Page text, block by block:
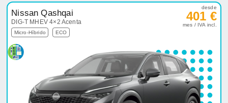
Nissan Qashqai
DIG-T MHEV 4×2 Acenta
Micro-Híbrido ECO
desde
401 €
mes / IVA incl.